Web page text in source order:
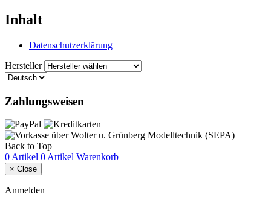
Inhalt
Datenschutzerklärung
Hersteller
Zahlungsweisen
Back to Top
0 Artikel 0 Artikel Warenkorb
× Close
Anmelden